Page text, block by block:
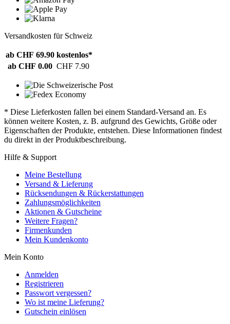
Versandkosten für Schweiz
ab CHF 69.90 kostenlos*
ab CHF 0.00 CHF 7.90
* Diese Lieferkosten fallen bei einem Standard-Versand an. Es
können weitere Kosten, z. B. aufgrund des Gewichts, Größe oder
Eigenschaften der Produkte, entstehen. Diese Informationen findest
du direkt in der Produktbeschreibung.
Hilfe & Support
Meine Bestellung
Versand & Lieferung
Rücksendungen & Rückerstattungen
Zahlungsmöglichkeiten
Aktionen & Gutscheine
Weitere Fragen?
Firmenkunden
Mein Kundenkonto
Mein Konto
Anmelden
Registrieren
Passwort vergessen?
Wo ist meine Lieferung?
Gutschein einlösen